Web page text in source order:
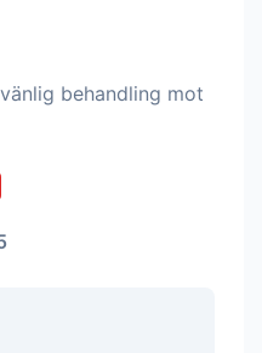
behandling mot